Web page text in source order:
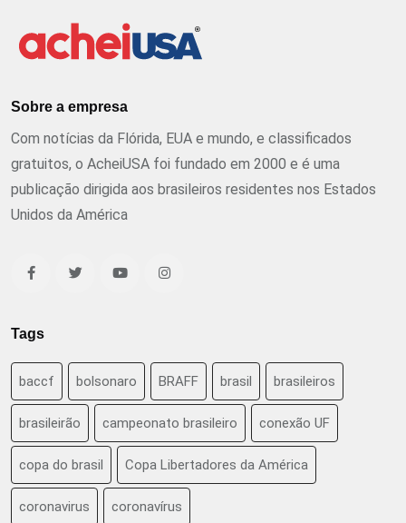
Sobre a empresa
Com notícias da Flórida, EUA e mundo, e classificados
gratuitos, o AcheiUSA foi fundado em 2000 e é uma
publicação dirigida aos brasileiros residentes nos Estados
Unidos da América
Tags
baccf bolsonaro BRAFF brasil brasileiros
brasileirão campeonato brasileiro conexão UF
copa do brasil Copa Libertadores da América
coronavirus coronavírus